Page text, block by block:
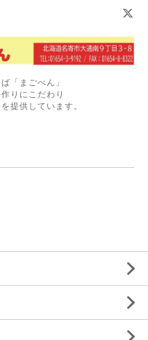
「まごべん」
りにこだわり
提供しています。